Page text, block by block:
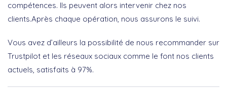
compétences. Ils peuvent alors intervenir chez nos
clients.Après chaque opération, nous assurons le suivi.
Vous avez d’ailleurs la possibilité de nous recommander sur
Trustpilot et les réseaux sociaux comme le font nos clients
actuels, satisfaits à 97%.